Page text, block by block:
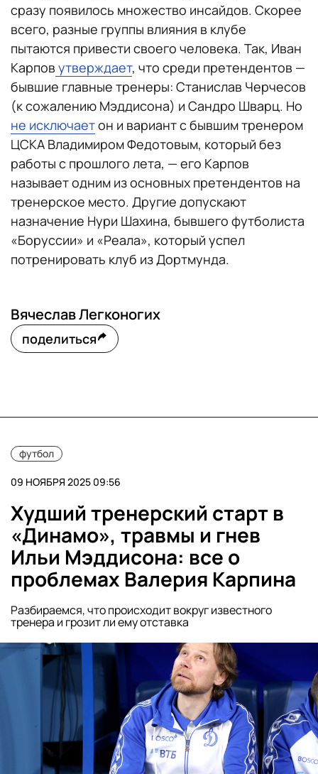
сразу появилось множество инсайдов. Скорее
всего, разные группы влияния в клубе
пытаются привести своего человека. Так, Иван
Карпов утверждает, что среди претендентов —
бывшие главные тренеры: Станислав Черчесов
(к сожалению Мэддисона) и Сандро Шварц. Но
не исключаетон и вариант с бывшим тренером
ЦСКА Владимиром Федотовым, который без
работы с прошлого лета, — его Карпов
называет одним из основных претендентов на
тренерское место. Другие допускают
назначение Нури Шахина, бывшего футболиста
«Боруссии» и «Реала», который успел
потренировать клуб из Дортмунда.
Вячеслав Легконогих
поделиться
футбол
09 НОЯБРЯ 2025 09:56
Худший тренерский старт в
«Динамо», травмы и гнев
Ильи Мэддисона: все о
проблемах Валерия Карпина
Разбираемся, что происходит вокруг известного
тренера и грозит ли ему отставка